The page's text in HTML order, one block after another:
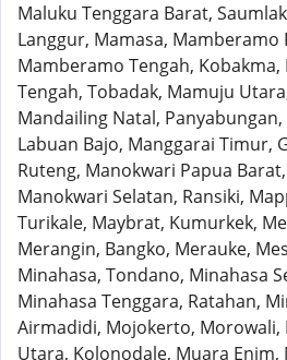
Maluku Tenggara Barat,
Langgur, Mamasa, Mamberamo
Mamberamo Tengah,
Tengah, Tobadak, Mamuju
Mandailing Natal,
Labuan Bajo, Manggarai Timur,
Ruteng, Manokwari Papua
Manokwari Selatan, Ransiki,
Turikale, Maybrat, Kumurkek,
Merangin, Bangko, Merauke,
Minahasa, Tondano, Minahasa
Minahasa Tenggara, Ratahan,
Airmadidi, Mojokerto, Morowali,
Utara, Kolonodale, Muara Enim,